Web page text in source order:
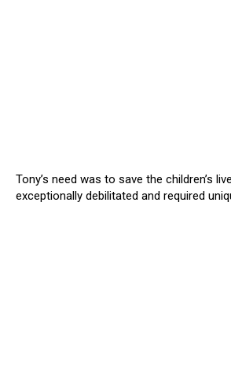
Tony’s need was to save the children’s
exceptionally debilitated and required